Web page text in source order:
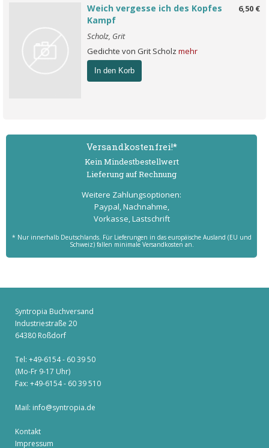
6,50 €
Weich vergesse ich des Kopfes
Kampf
Scholz, Grit
Gedichte von Grit Scholz mehr
In den Korb
Versand­kostenfrei!*
Kein Mindest­bestell­wert
Lieferung auf Rechnung
Weitere Zahlungs­optionen:
Paypal, Nachnahme,
Vorkasse, Lastschrift
* Nur innerhalb Deutschlands. Für Lieferungen in das europäische Ausland (EU und
Schweiz) fallen minimale Versandkosten an.
Syntropia Buchversand
Industriestraße 20
64380 Roßdorf
Tel: +49-6154 - 60 39 50
(Mo-Fr 9-17 Uhr)
Fax: +49-6154 - 60 39 510
Mail: info@syntropia.de
Kontakt
Impressum